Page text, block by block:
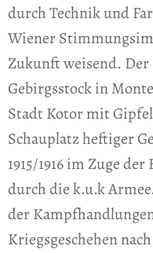
durch Technik und
Wiener
Zukunft weisend.
Gebirgsstock in
Stadt Kotor mit
Schauplatz heftiger
1915/1916 im Zuge
durch die k.u.k
der
Kriegsgeschehen